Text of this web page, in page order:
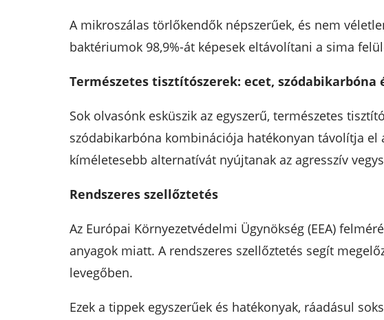
A mikroszálas törlőkendők népszerűek, és nem
baktériumok 98,9%-át képesek eltávolítani a sima
Természetes tisztítószerek: ecet, szódabikarbóna
Sok olvasónk esküszik az egyszerű, természetes
szódabikarbóna kombinációja hatékonyan távolítja el
kíméletesebb alternatívát nyújtanak az agresszív
Rendszeres szellőztetés
Az Európai Környezetvédelmi Ügynökség (EEA)
anyagok miatt. A rendszeres szellőztetés segít
levegőben.
Ezek a tippek egyszerűek és hatékonyak, ráadásul